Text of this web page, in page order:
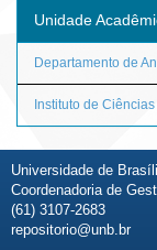
Unidade
Departamento de
Instituto de
Universidade de
Coordenadoria de
(61) 3107-2683
repositorio@unb.br